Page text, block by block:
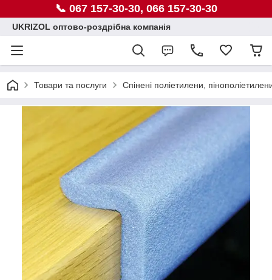
📞 067 157-30-30, 066 157-30-30
UKRIZOL оптово-роздрібна компанія
Товари та послуги Спінені поліетилени,